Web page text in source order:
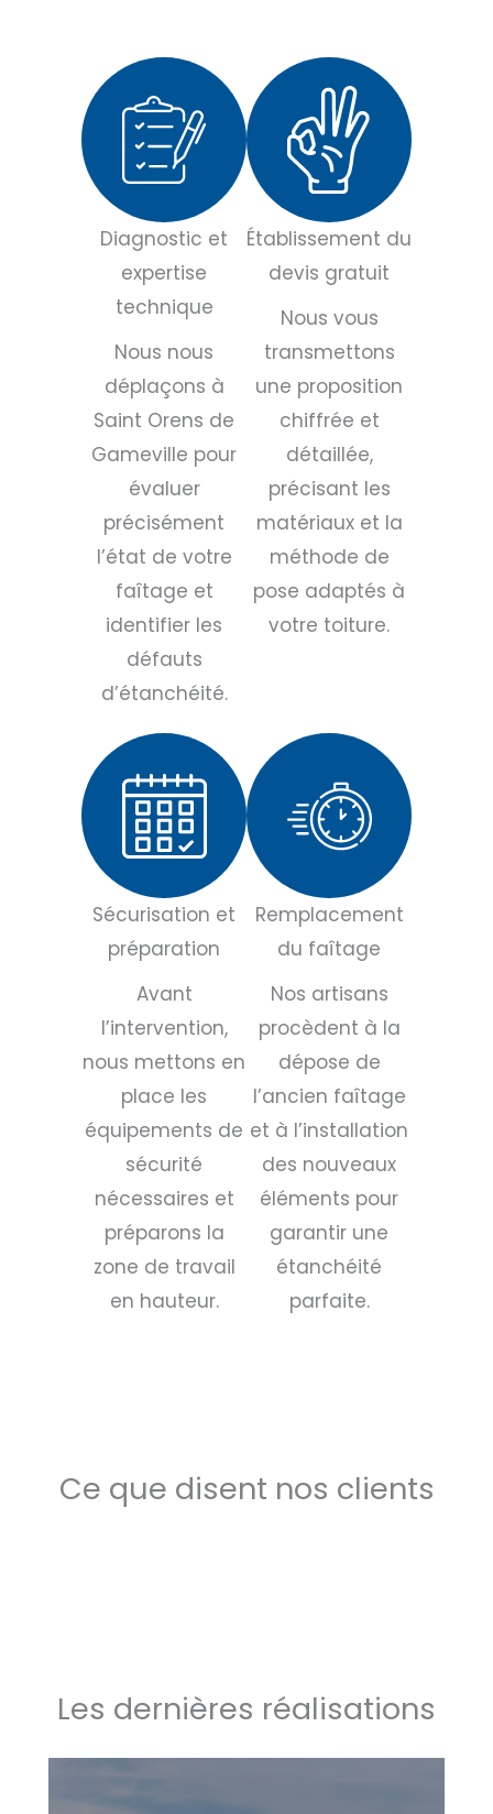
Diagnostic et
expertise
technique
Nous nous
déplaçons à
Saint Orens de
Gameville pour
évaluer
précisément
l’état de votre
faîtage et
identifier les
défauts
d’étanchéité.
Établissement du
devis gratuit
Nous vous
transmettons
une proposition
chiffrée et
détaillée,
précisant les
matériaux et la
méthode de
pose adaptés à
votre toiture.
Sécurisation et
préparation
Avant
l’intervention,
nous mettons en
place les
équipements de
sécurité
nécessaires et
préparons la
zone de travail
en hauteur.
Remplacement
du faîtage
Nos artisans
procèdent à la
dépose de
l’ancien faîtage
et à l’installation
des nouveaux
éléments pour
garantir une
étanchéité
parfaite.
Ce que disent nos clients
Les dernières réalisations